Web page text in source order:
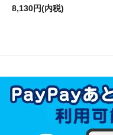
8,130円(内税)